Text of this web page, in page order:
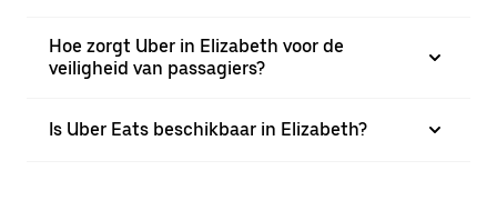
Hoe zorgt Uber in Elizabeth voor de
veiligheid van passagiers?
Is Uber Eats beschikbaar in Elizabeth?